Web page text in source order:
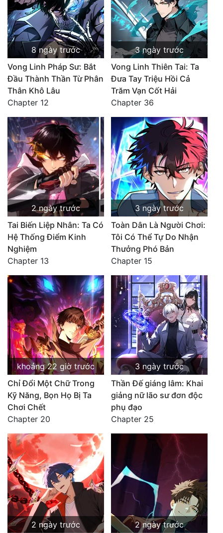
Trọng sinh
Tu Tiên
Xuyên Không
Đô Thị
Tin
Tức
Tải
App
8 ngày trước
Vong Linh Pháp Sư: Bắt
Đầu Thành Thần Từ Phân
Thân Khô Lâu
Chapter 12
3 ngày trước
Vong Linh Thiên Tai: Ta
Đưa Tay Triệu Hồi Cả
Trăm Vạn Cốt Hải
Chapter 36
2 ngày trước
Tai Biến Liệp Nhân: Ta Có
Hệ Thống Điểm Kinh
Nghiệm
Chapter 13
3 ngày trước
Toàn Dân Là Người Chơi:
Tôi Có Thể Tự Do Nhận
Thưởng Phó Bản
Chapter 15
khoảng 22 giờ trước
Chỉ Đổi Một Chữ Trong
Kỹ Năng, Bọn Họ Bị Ta
Chơi Chết
Chapter 20
3 ngày trước
Thần Đế giáng lâm: Khai
giảng nữ lão sư đơn độc
phụ đạo
Chapter 25
2 ngày trước
2 ngày trước